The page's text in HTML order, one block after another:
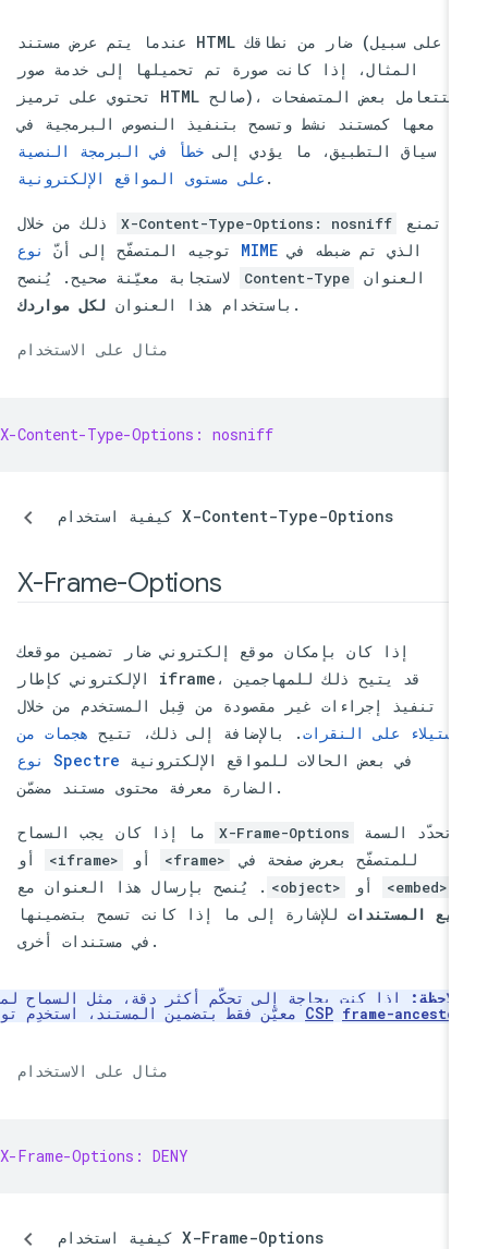
عندما يتم عرض مستند HTML ضار من نطاقك (على سبيل
المثال، إذا كانت صورة تم تحميلها إلى خدمة صور
تحتوي على ترميز HTML صالح)، ستتعامل بعض المتصفحات
معها كمستند نشط وتسمح بتنفيذ النصوص البرمجية في
سياق التطبيق، ما يؤدي إلى خطأ في البرمجة النصية
على مستوى المواقع الإلكترونية
تمنع X-Content-Type-Options: nosniff ذلك من خلال
توجيه المتصفّح إلى أنّنوع MIME
العنوان Content-Type لاستجابة معيّنة صحيح. يُنصح
باستخدام هذا العنوان لكل مواردك
مثال على الاستخدام
X-Content-Type-Options: nosniff
كيفية استخدام X-Content-Type-Options
X-Frame-Options
إذا كان بإمكان موقع إلكتروني ضار تضمين موقعك
الإلكتروني كإطار iframe، قد يتيح ذلك للمهاجمين
تنفيذ إجراءات غير مقصودة من قِبل المستخدم من خلال
على النقرات. بالإضافة إلى ذلك، تتيحهجمات من
نوع Spectreفي بعض الحالات للمواقع الإلكترونية
تحدّد السمة X-Frame-Options ما إذا كان يجب السماح
للمتصفّح بعرض صفحة في
<frame> أو <iframe> أو
<embed> أو <object> . يُنصح بإرسال هذا العنوان مع
المستنداتللإشارة إلى ما إذا كانت تسمح بتضمينها
ملاحظة:إذا كنت بحاجة إلى تحكّم أكثر دقة، مثل السماح لمصدر
معيّن فقط بتضمين المستند، استخدِم توجيهCSP frame-
مثال على الاستخدام
X-Frame-Options: DENY
كيفية استخدام X-Frame-Options